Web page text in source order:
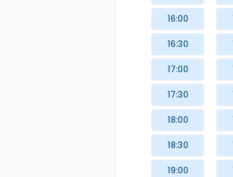
16:00
16:30
17:00
17:30
18:00
18:30
19:00